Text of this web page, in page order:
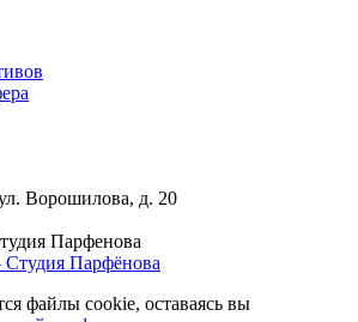
Ворошилова, д. 20
Парфенова
файлы cookie, оставаясь вы